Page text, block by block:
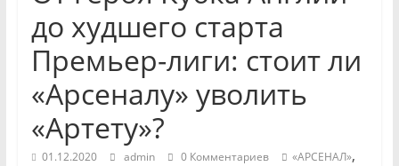
до худшего старта
Премьер-лиги: стоит ли
«Арсеналу» уволить
«Артету»?
01.12.2020 admin 0 Комментариев «АРСЕНАЛ»,